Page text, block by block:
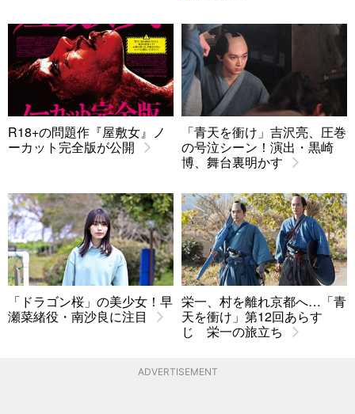
R18+の問題作『屋敷女』ノ
ーカット完全版が公開
「青天を衝け」吉沢亮、圧巻
の号泣シーン！演出・黒崎
博、舞台裏明かす
「ドラゴン桜」の美少女！早
瀬菜緒役・南沙良に注目
栄一、村を離れ京都へ…「青
天を衝け」第12回あらす
じ 栄一の旅立ち
ADVERTISEMENT